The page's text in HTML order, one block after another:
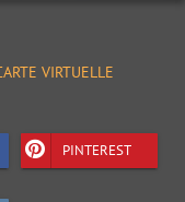
VIRTUELLE
PINTEREST